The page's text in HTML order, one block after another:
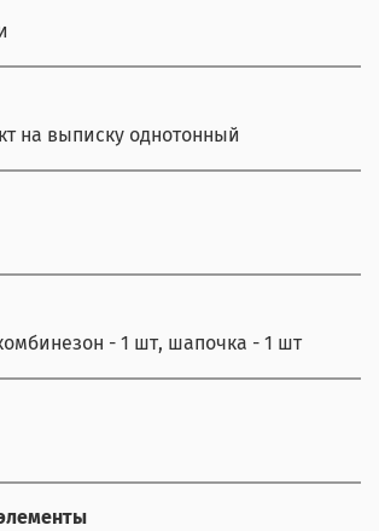
на выписку однотонный
- 1 шт, шапочка - 1 шт